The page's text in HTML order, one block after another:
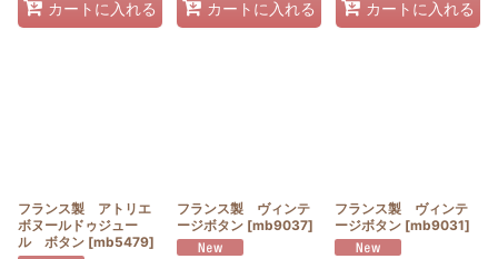
カートに入れる カートに入れる カートに入れる
フランス製 アトリエ
ボヌールドゥジュー
ル ボタン [mb5479]
フランス製 ヴィンテ
ージボタン [mb9037]
フランス製 ヴィンテ
ージボタン [mb9031]